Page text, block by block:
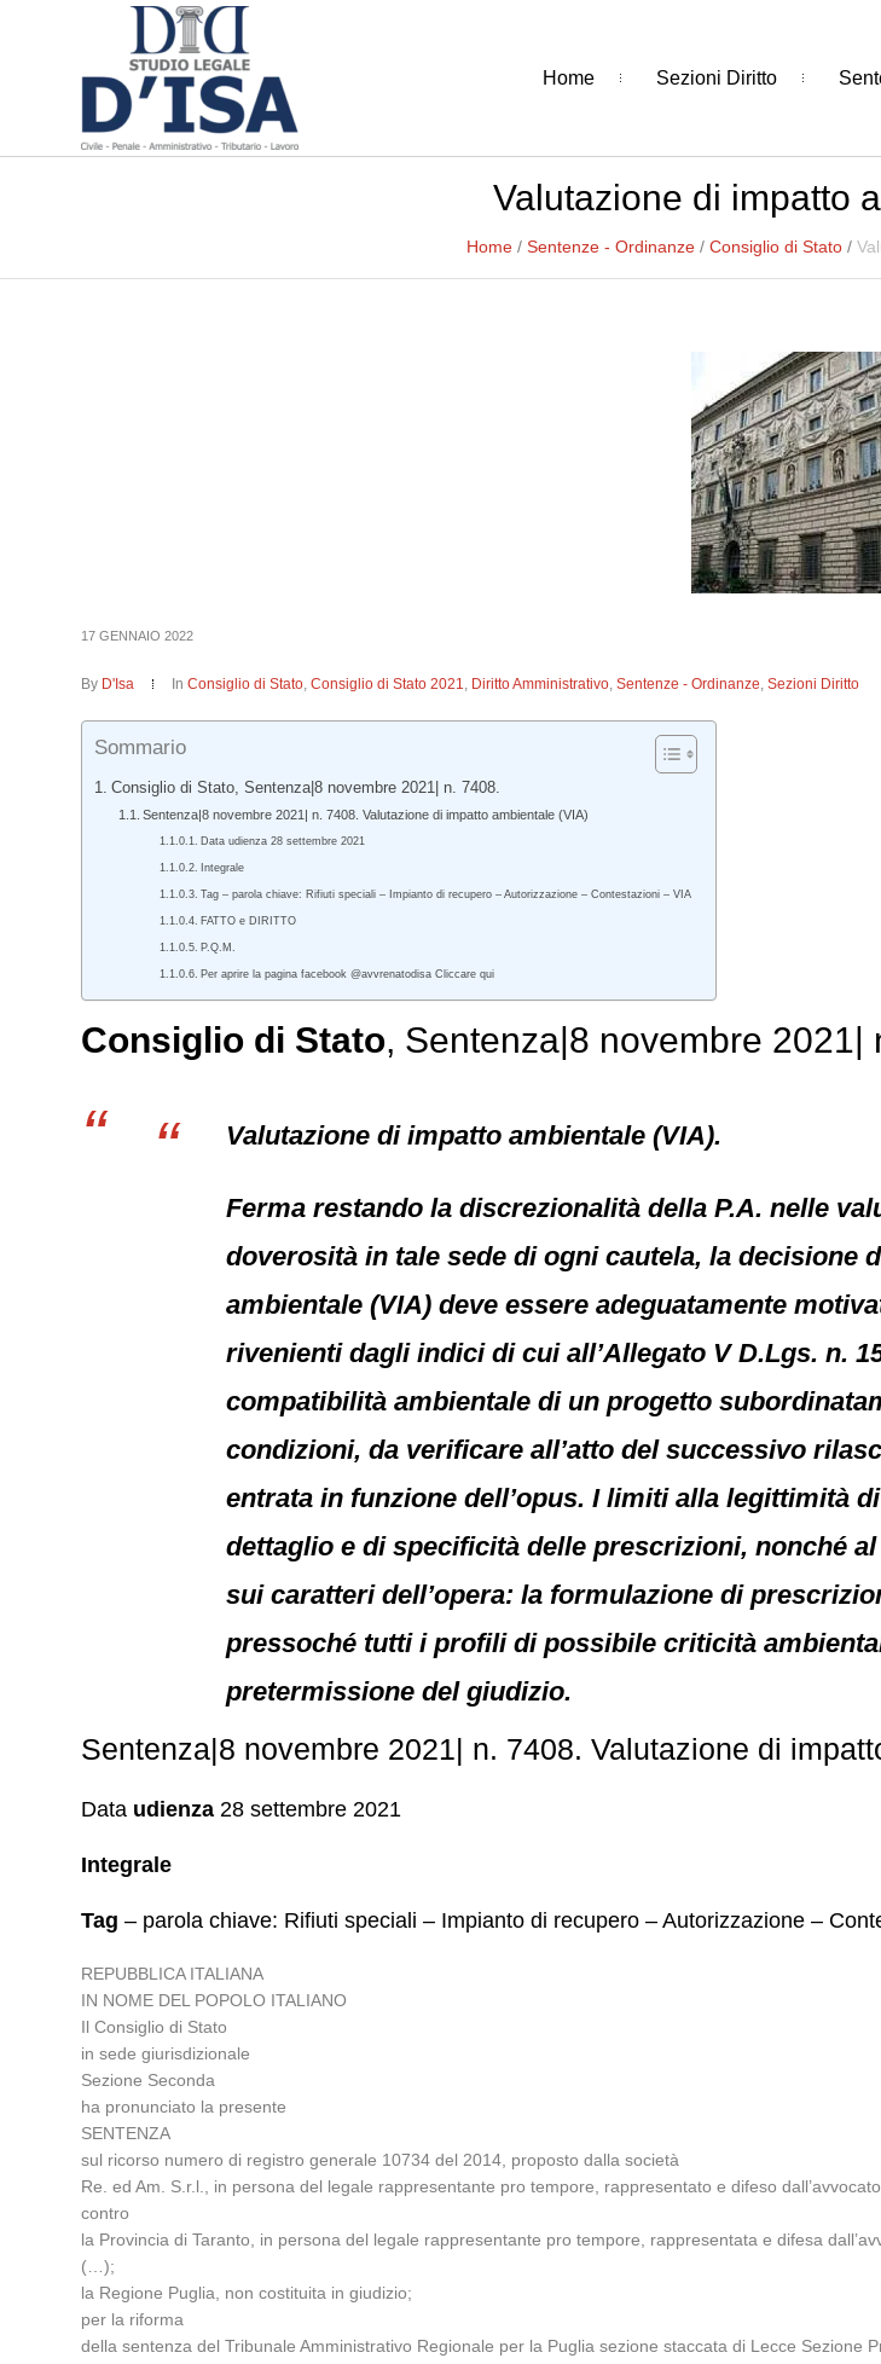
Home Sezioni Diritto
Valutazione di impatto
Home / Sentenze - Ordinanze / Consiglio di Stato /
17 GENNAIO 2022
By D'Isa InConsiglio di Stato,Consiglio di Stato 2021, Diritto Amministrativo,Sentenze - Ordinanze,Sezioni Diritto
Sommario
Consiglio di Stato, Sentenza|8 novembre 2021| n. 7408.
Sentenza|8 novembre 2021| n. 7408. Valutazione di impatto ambientale (VIA)
Data udienza 28 settembre 2021
Integrale
Tag – parola chiave: Rifiuti speciali – Impianto di recupero – Autorizzazione – Contestazioni – VIA
FATTO e DIRITTO
P.Q.M.
Per aprire la pagina facebook @avvrenatodisa Cliccare qui
Consiglio di Stato, Sentenza|8 novembre 2021|
Valutazione di impatto ambientale (VIA).
Ferma restando la discrezionalità della P.A. nelle
doverosità in tale sede di ogni cautela, la
ambientale (VIA) deve essere adeguatamente
rivenienti dagli indici di cui all’Allegato V D.Lgs. n.
compatibilità ambientale di un progetto
condizioni, da verificare all’atto del successivo
entrata in funzione dell’opus. I limiti alla legittimità
dettaglio e di specificità delle prescrizioni, nonché
sui caratteri dell’opera: la formulazione di
pressoché tutti i profili di possibile criticità
pretermissione del giudizio.
Sentenza|8 novembre 2021| n. 7408. Valutazione di
Data udienza 28 settembre 2021
Integrale
Tag – parola chiave: Rifiuti speciali – Impianto di recupero – Autorizzazione –
REPUBBLICA ITALIANA
IN NOME DEL POPOLO ITALIANO
Il Consiglio di Stato
in sede giurisdizionale
Sezione Seconda
ha pronunciato la presente
SENTENZA
sul ricorso numero di registro generale 10734 del 2014, proposto dalla società
Re. ed Am. S.r.l., in persona del legale rappresentante pro tempore, rappresentato e difeso
contro
la Provincia di Taranto, in persona del legale rappresentante pro tempore, rappresentata e difesa
(…);
la Regione Puglia, non costituita in giudizio;
per la riforma
della sentenza del Tribunale Amministrativo Regionale per la Puglia sezione staccata di Lecce